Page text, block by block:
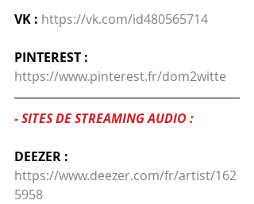
VK : https://vk.com/id480565714
PINTEREST :
https://www.pinterest.fr/dom2witte
- SITES DE STREAMING AUDIO :
DEEZER :
https://www.deezer.com/fr/artist/162
5958